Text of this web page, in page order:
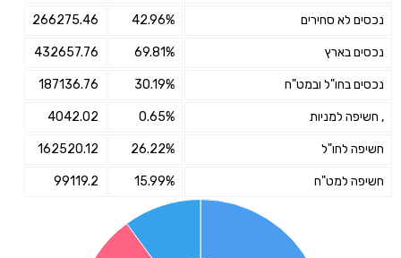
נכסים לא סחירים 42.96%
266275.46
נכסים בארץ 69.81%
432657.76
נכסים בחו"ל ובמט"ח 30.19%
187136.76
, חשיפה למניות 0.65%
4042.02
חשיפה לחו"ל 26.22%
162520.12
חשיפה למט"ח 15.99%
99119.2